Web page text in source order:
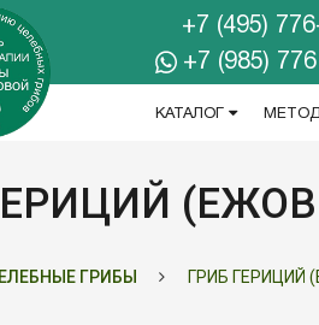
+7 (495)
+7 (985)
КАТАЛОГ
ГРИБЫ ГРИБ ГЕРИЦИЙ